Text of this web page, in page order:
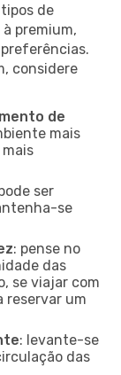
de
premium,
considere
de
mais
ser
se
: pense no
das
se viajar com
reservar um
: levante-se
das